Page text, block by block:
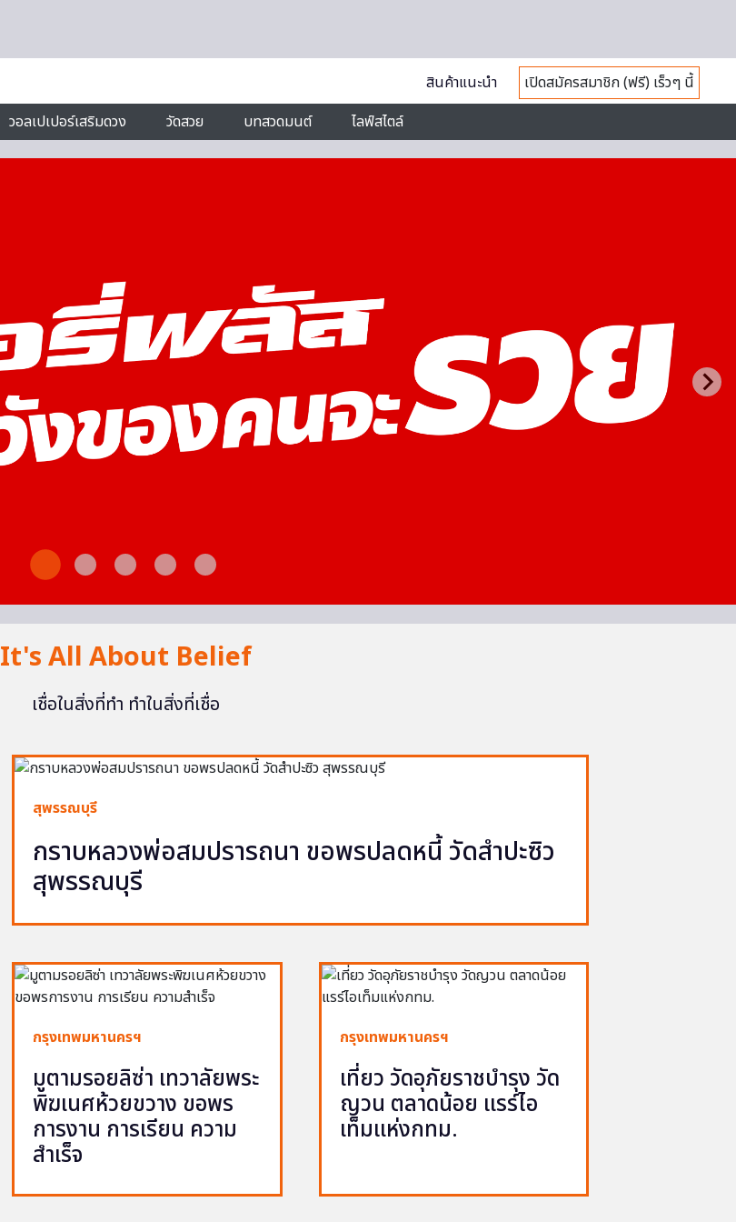
สินค้าแนะนำ
เปิดสมัครสมาชิก (ฟรี) เร็วๆ นี้
วอลเปเปอร์เสริมดวง วัดสวย บทสวดมนต์ ไลฟ์สไตล์
It's All About Belief
เชื่อในสิ่งที่ทำ ทำในสิ่งที่เชื่อ
สุพรรณบุรี
กราบหลวงพ่อสมปรารถนา ขอพรปลดหนี้ วัดสำปะซิว
สุพรรณบุรี
กรุงเทพมหานครฯ
มูตามรอยลิซ่า เทวาลัยพระ
พิฆเนศห้วยขวาง ขอพร
การงาน การเรียน ความ
สำเร็จ
กรุงเทพมหานครฯ
เที่ยว วัดอุภัยราชบำรุง วัด
ญวน ตลาดน้อย แรร์ไอ
เท็มแห่งกทม.